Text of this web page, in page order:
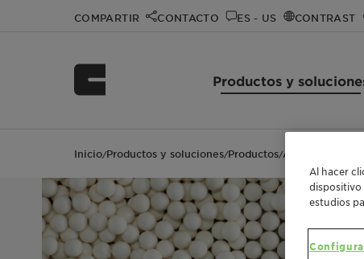
COMPARTIR CONTACTO ES - US CONTRAST
Productos y
Inicio/Productos y soluciones/Productos/AC 6120
Al hacer
dispositivo
estudios